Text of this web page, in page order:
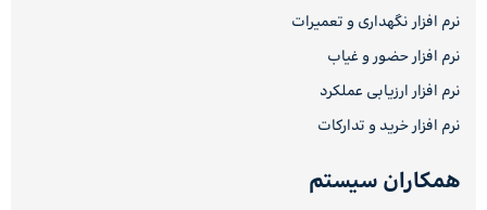
نرم افزار نگهداری و تعمیرات
نرم افزار حضور و غیاب
نرم افزار ارزیابی عملکرد
نرم افزار خرید و تدارکات
همکاران سیستم